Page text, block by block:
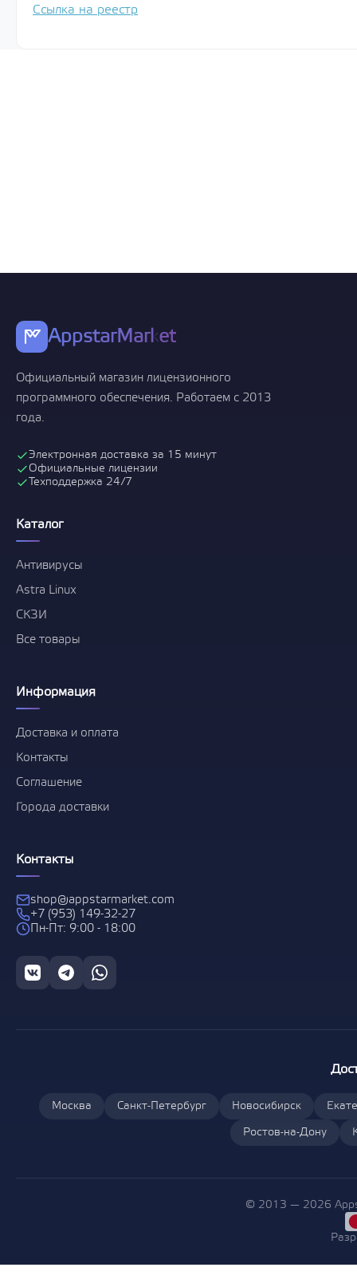
Ссылка на реестр
AppstarMarket
Официальный магазин лицензионного
программного обеспечения. Работаем с 2013
года.
Электронная доставка за 15 минут
Официальные лицензии
Техподдержка 24/7
Каталог
Антивирусы
Astra Linux
СКЗИ
Все товары
Информация
Доставка и оплата
Контакты
Соглашение
Города доставки
Контакты
shop@appstarmarket.com
+7 (953) 149-32-27
Пн-Пт: 9:00 - 18:00
Москва Санкт-Петербург Новосибирск
Ростов-на-Дону
© 2013 — 2026